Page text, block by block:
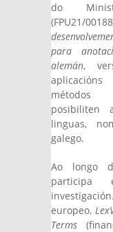
do
(FPU21/
para
alemán,
métodos
posibiliten
linguas,
galego.
Ao longo
participa
europeo,
Terms